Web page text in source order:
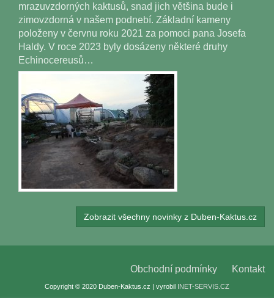
mrazuvzdorných kaktusů, snad jich většina bude i
zimovzdorná v našem podnebí. Základní kameny
položeny v červnu roku 2021 za pomoci pana Josefa
Haldy. V roce 2023 byly dosázeny některé druhy
Echinocereusů…
Zobrazit všechny novinky z Duben-Kaktus.cz
Obchodní podmínky Kontakt
Copyright © 2020 Duben-Kaktus.cz | vyrobil INET-SERVIS.CZ